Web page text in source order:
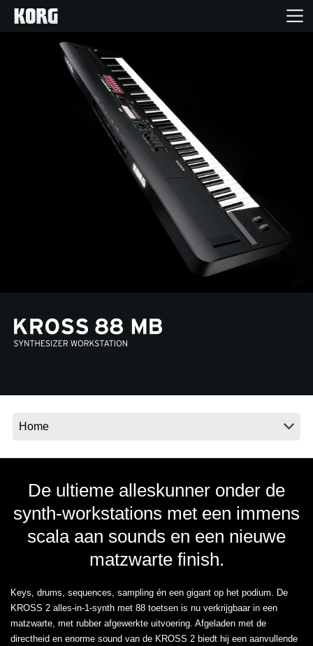
Home
Producten
Social Media
De ultieme alleskunner onder de
synth-workstations met een immens
scala aan sounds en een nieuwe
matzwarte finish.
Keys, drums, sequences, sampling én een gigant op het podium. De
KROSS 2 alles-in-1-synth met 88 toetsen is nu verkrijgbaar in een
matzwarte, met rubber afgewerkte uitvoering. Afgeladen met de
directheid en enorme sound van de KROSS 2 biedt hij een aanvullende